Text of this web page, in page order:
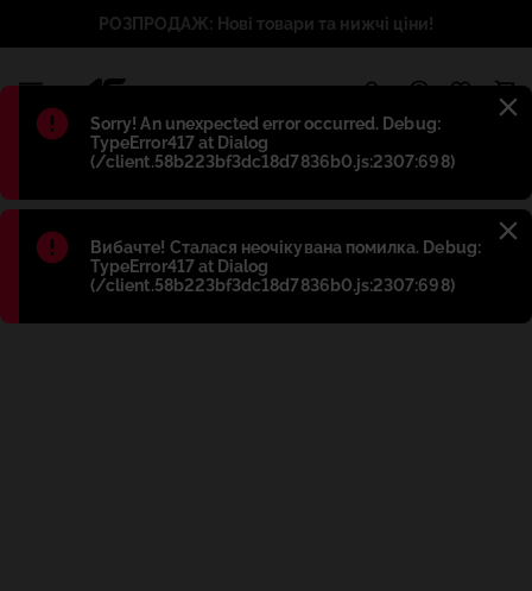
Błąd:
Sorry! An unexpected error occurred. Debug:
TypeError417 at Dialog
(/client.58b223bf3dc18d7836b0.js:2307:698)
Błąd:
Вибачте! Сталася неочікувана помилка. Debug:
TypeError417 at Dialog
(/client.58b223bf3dc18d7836b0.js:2307:698)
РОЗПРОДАЖ: Нові товари та нижчі ціни!